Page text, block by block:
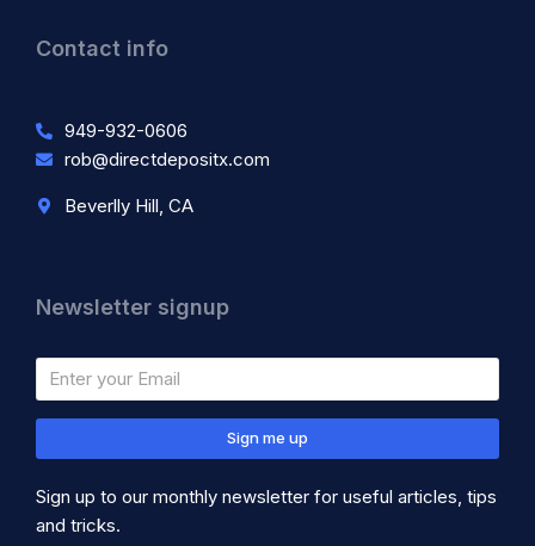
Contact info
949-932-0606
rob@directdepositx.com
Beverlly Hill, CA
Newsletter signup
Sign me up
Sign up to our monthly newsletter for useful articles, tips
and tricks.